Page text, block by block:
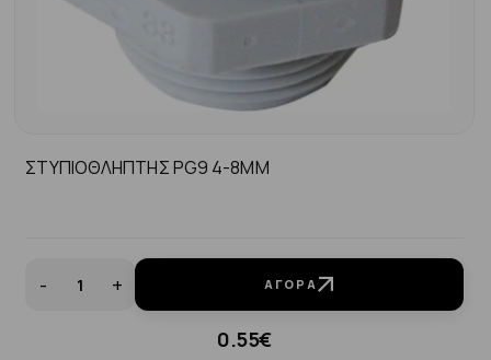
ΣΤΥΠΙΟΘΛΗΠΤΗΣ PG9 4-8MM
- + ΑΓΟΡΆ
0.55€